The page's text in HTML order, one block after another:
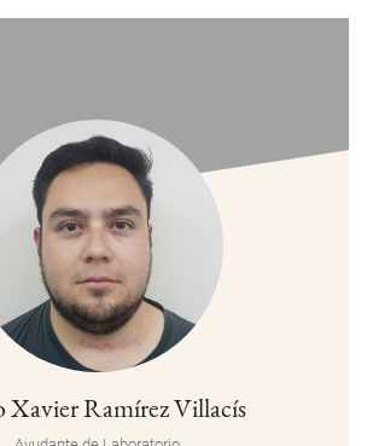
Xavier Ramírez Villacís